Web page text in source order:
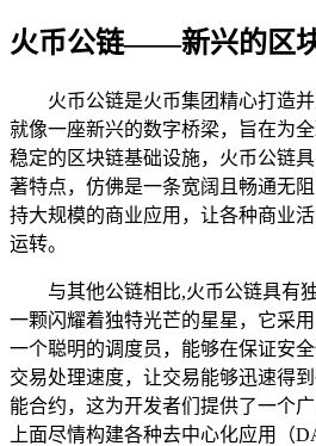
火币公链——新兴的区
火币公链是火币集团精心打造
就像一座新兴的数字桥梁，旨在为
稳定的区块链基础设施，火币公链
著特点，仿佛是一条宽阔且畅通无
持大规模的商业应用，让各种商业
运转。
与其他公链相比,火币公链具有
一颗闪耀着独特光芒的星星，它采
一个聪明的调度员，能够在保证安
交易处理速度，让交易能够迅速得
能合约，这为开发者们提供了一个
上面尽情构建各种去中心化应用（